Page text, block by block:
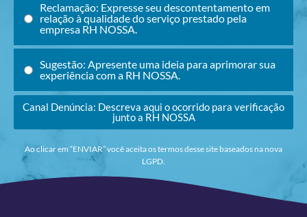
Reclamação: Expresse seu descontentamento em
relação à qualidade do serviço prestado pela
empresa RH NOSSA.
Sugestão: Apresente uma ideia para aprimorar sua
experiência com a RH NOSSA.
Canal Denúncia: Descreva aqui o ocorrido para verificação
junto a RH NOSSA
Ao clicar em “ENVIAR” você aceita os termos desse site baseados na nova
LGPD.